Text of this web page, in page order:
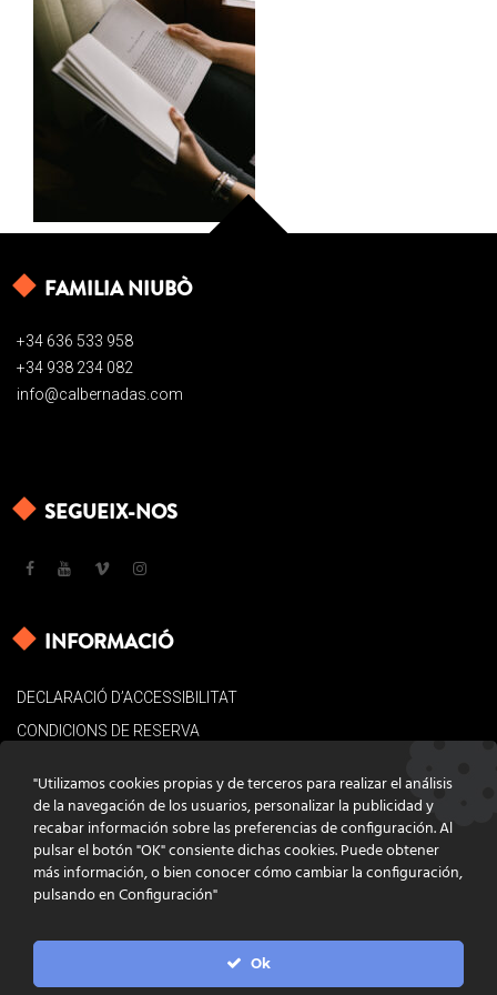
FAMILIA NIUBÒ
+34 636 533 958
+34 938 234 082
info@calbernadas.com
SEGUEIX-NOS
INFORMACIÓ
DECLARACIÓ D’ACCESSIBILITAT
CONDICIONS DE RESERVA
POLÍTICA DE COOKIES
CONTACTE
"Utilizamos cookies propias y de terceros para realizar el análisis
de la navegación de los usuarios, personalizar la publicidad y
recabar información sobre las preferencias de configuración. Al
pulsar el botón "OK" consiente dichas cookies. Puede obtener
más información, o bien conocer cómo cambiar la configuración,
pulsando en Configuración"
Ok